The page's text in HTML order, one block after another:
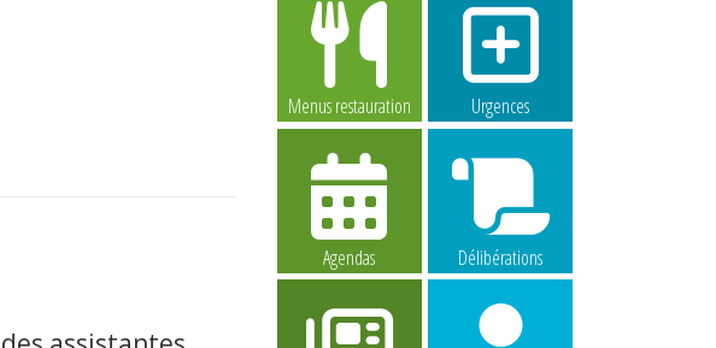
Menus restauration Urgences
Agendas Délibérations